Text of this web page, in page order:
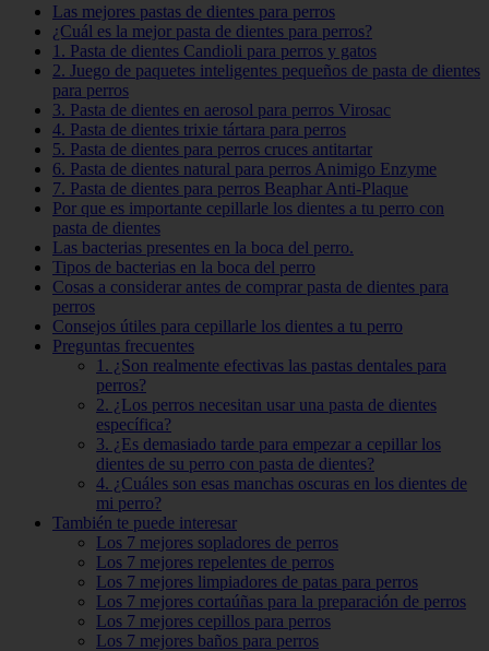
Las mejores pastas de dientes para perros
¿Cuál es la mejor pasta de dientes para perros?
1. Pasta de dientes Candioli para perros y gatos
2. Juego de paquetes inteligentes pequeños de pasta de dientes
para perros
3. Pasta de dientes en aerosol para perros Virosac
4. Pasta de dientes trixie tártara para perros
5. Pasta de dientes para perros cruces antitartar
6. Pasta de dientes natural para perros Animigo Enzyme
7. Pasta de dientes para perros Beaphar Anti-Plaque
Por que es importante cepillarle los dientes a tu perro con
pasta de dientes
Las bacterias presentes en la boca del perro.
Tipos de bacterias en la boca del perro
Cosas a considerar antes de comprar pasta de dientes para
perros
Consejos útiles para cepillarle los dientes a tu perro
Preguntas frecuentes
1. ¿Son realmente efectivas las pastas dentales para
perros?
2. ¿Los perros necesitan usar una pasta de dientes
específica?
3. ¿Es demasiado tarde para empezar a cepillar los
dientes de su perro con pasta de dientes?
4. ¿Cuáles son esas manchas oscuras en los dientes de
mi perro?
También te puede interesar
Los 7 mejores sopladores de perros
Los 7 mejores repelentes de perros
Los 7 mejores limpiadores de patas para perros
Los 7 mejores cortaúñas para la preparación de perros
Los 7 mejores cepillos para perros
Los 7 mejores baños para perros